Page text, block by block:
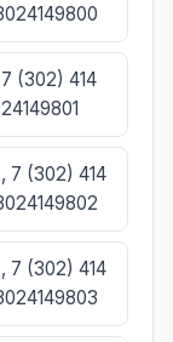
(302) 414
7 (302) 414
7 (302) 414